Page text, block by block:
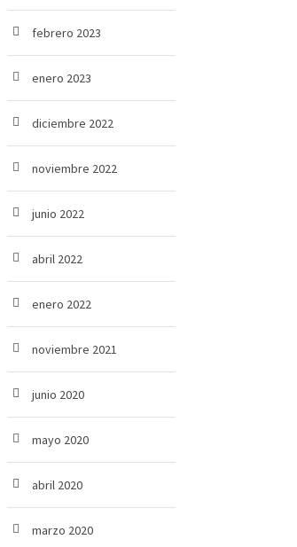
febrero 2023
enero 2023
diciembre 2022
noviembre 2022
junio 2022
abril 2022
enero 2022
noviembre 2021
junio 2020
mayo 2020
abril 2020
marzo 2020